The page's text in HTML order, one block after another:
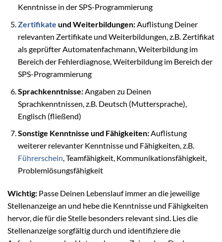
Kenntnisse in der SPS-Programmierung
Zertifikate und Weiterbildungen:Auflistung Deiner
relevanten Zertifikate und Weiterbildungen, z.B. Zertifikat
als geprüfter Automatenfachmann, Weiterbildung im
Bereich der Fehlerdiagnose, Weiterbildung im Bereich der
SPS-Programmierung
Sprachkenntnisse:Angaben zu Deinen
Sprachkenntnissen, z.B. Deutsch (Muttersprache),
Englisch (fließend)
Sonstige Kenntnisse und Fähigkeiten:Auflistung
weiterer relevanter Kenntnisse und Fähigkeiten, z.B.
Führerschein, Teamfähigkeit, Kommunikationsfähigkeit,
Problemlösungsfähigkeit
Wichtig: Passe Deinen Lebenslauf immer an die jeweilige
Stellenanzeige an und hebe die Kenntnisse und Fähigkeiten
hervor, die für die Stelle besonders relevant sind. Lies die
Stellenanzeige sorgfältig durch und identifiziere die